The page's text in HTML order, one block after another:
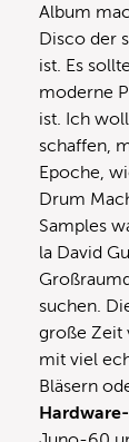
Album
Disco der
ist. Es
moderne
ist. Ich
schaffen,
Epoche,
Drum
Samples
la David
suchen.
große Zeit
mit viel
Bläsern